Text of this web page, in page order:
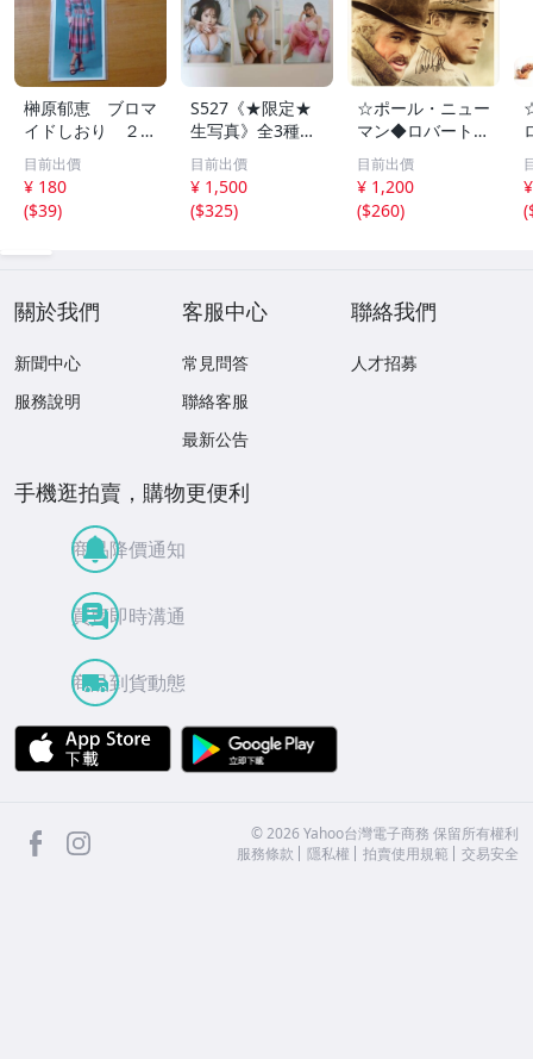
榊原郁恵 ブロマ
イドしおり ２枚
組 レトロ 送料
１１０円 未開封
目前出價
¥ 180
($39)
S527《★限定★
生写真》全3種セ
ット【井口裕香】
FLASH（フラッシ
ュ）2026年8月18
日・25日合併号
目前出價
¥ 1,500
($325)
☆ポール・ニュー
マン◆ロバート・
レッドフォード◆
サイン入り写真◆
30x20㎝☆
目前出價
¥ 1,200
($260)
(
關於我們
新聞中心
服務說明
客服中心
常見問答
聯絡客服
最新公告
聯絡我們
人才招募
手機逛拍賣，購物更便利
商品降價通知
買賣即時溝通
商品到貨動態
APP Store
facebook ©2026 Yahoo台灣電子商務 保留所有權利
服務條款
隱私權 拍賣使用規範 交易安全